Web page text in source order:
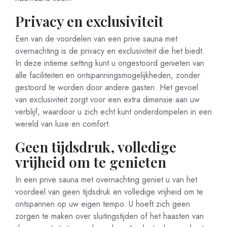
Privacy en exclusiviteit
Een van de voordelen van een prive sauna met
overnachting is de privacy en exclusiviteit die het biedt.
In deze intieme setting kunt u ongestoord genieten van
alle faciliteiten en ontspanningsmogelijkheden, zonder
gestoord te worden door andere gasten. Het gevoel
van exclusiviteit zorgt voor een extra dimensie aan uw
verblijf, waardoor u zich echt kunt onderdompelen in een
wereld van luxe en comfort.
Geen tijdsdruk, volledige
vrijheid om te genieten
In een prive sauna met overnachting geniet u van het
voordeel van geen tijdsdruk en volledige vrijheid om te
ontspannen op uw eigen tempo. U hoeft zich geen
zorgen te maken over sluitingstijden of het haasten van